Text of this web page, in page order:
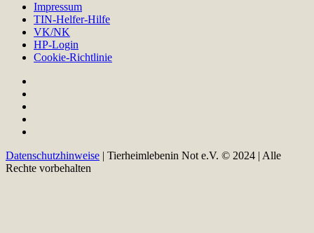
Impressum
TIN-Helfer-Hilfe
VK/NK
HP-Login
Cookie-Richtlinie
Datenschutzhinweise | Tierheimlebenin Not e.V. © 2024 | Alle
Rechte vorbehalten